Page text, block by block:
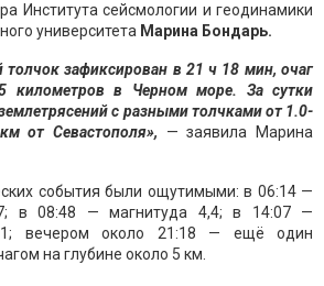
Института сейсмологии и геодинамики
университета Марина Бондарь.
зафиксирован в 21 ч 18 мин, очаг
километров в Черном море. За сутки
с разными толчками от 1.0-
от Севастополя», — заявила Марина
события были ощутимыми: в 06:14 —
в 08:48 — магнитуда 4,4; в 14:07 —
вечером около 21:18 — ещё один
на глубине около 5 км.